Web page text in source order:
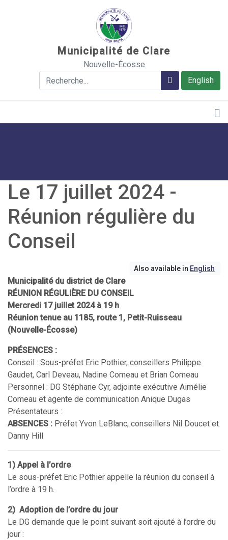
Municipalité de Clare
Nouvelle-Écosse
English
Rechercher Rechercher
Le 17 juillet 2024 -
Réunion régulière du
Conseil
Also available in English
Municipalité du district de Clare
RÉUNION RÉGULIÈRE DU CONSEIL
Mercredi 17 juillet 2024 à 19 h
Réunion tenue au 1185, route 1, Petit-Ruisseau
(Nouvelle-Écosse)
PRÉSENCES :
Conseil : Sous-préfet Eric Pothier, conseillers Philippe
Gaudet, Carl Deveau, Nadine Comeau et Brian Comeau
Personnel : DG Stéphane Cyr, adjointe exécutive Aimélie
Comeau et agente de communication Anique Dugas
Présentateurs :
ABSENCES : Préfet Yvon LeBlanc, conseillers Nil Doucet et
Danny Hill
1) Appel à l’ordre
Le sous-préfet Eric Pothier appelle la réunion du conseil à
l’ordre à 19 h.
2) Adoption de l’ordre du jour
Le DG demande que le point suivant soit ajouté à l’ordre du
jour :